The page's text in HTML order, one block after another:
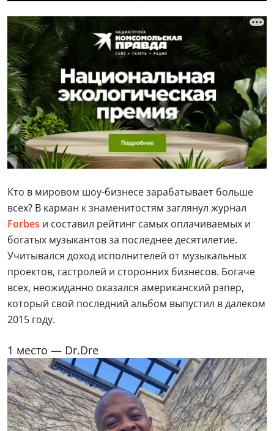
Кто в мировом шоу-бизнесе зарабатывает больше
всех? В карман к знаменитостям заглянул журнал
Forbes и составил рейтинг самых оплачиваемых и
богатых музыкантов за последнее десятилетие.
Учитывался доход исполнителей от музыкальных
проектов, гастролей и сторонних бизнесов. Богаче
всех, неожиданно оказался американский рэпер,
который свой последний альбом выпустил в далеком
2015 году.
1 место — Dr.Dre